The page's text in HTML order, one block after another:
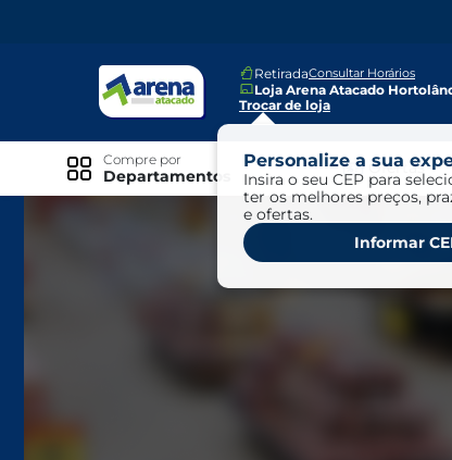
RetiradaConsultar Horários
Loja Arena Atacado
Trocar de loja
Personalize a sua
Insira o seu CEP para
ter os melhores preços,
e ofertas.
Informar
Ofertas
Compre por
Departamentos
Ofertas Cartão Fácil pra Pagar